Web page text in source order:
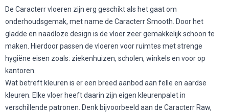
De Caracterr vloeren zijn erg geschikt als het gaat om
onderhoudsgemak, met name de Caracterr Smooth. Door het
gladde en naadloze design is de vloer zeer gemakkelijk schoon te
maken. Hierdoor passen de vloeren voor ruimtes met strenge
hygiëne eisen zoals: ziekenhuizen, scholen, winkels en voor op
kantoren.
Wat betreft kleuren is er een breed aanbod aan felle en aardse
kleuren. Elke vloer heeft daarin zijn eigen kleurenpalet in
verschillende patronen. Denk bijvoorbeeld aan de Caracterr Raw,